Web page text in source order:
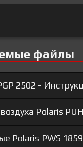
файлы
2502 -
Polaris
Polaris PWS